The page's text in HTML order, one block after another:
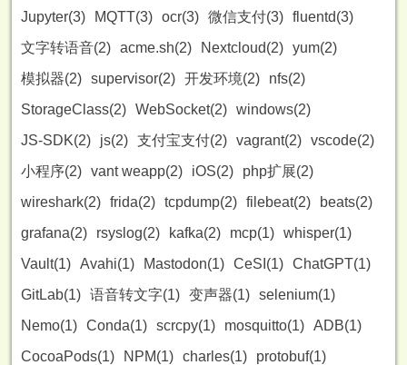
Jupyter(3)
MQTT(3) ocr(3) 微信支付(3) fluentd(3)
文字转语音(2) acme.sh(2) Nextcloud(2) yum(2)
模拟器(2) supervisor(2) 开发环境(2)
nfs(2)
StorageClass(2) WebSocket(2) windows(2)
JS-SDK(2)
js(2) 支付宝支付(2) vagrant(2) vscode(2)
小程序(2) vant weapp(2) iOS(2)
php扩展(2)
wireshark(2) frida(2) tcpdump(2) filebeat(2)
beats(2)
grafana(2)
rsyslog(2) kafka(2) mcp(1) whisper(1)
Vault(1) Avahi(1) Mastodon(1) CeSI(1) ChatGPT(1)
GitLab(1) 语音转文字(1) 变声器(1) selenium(1)
Nemo(1) Conda(1) scrcpy(1) mosquitto(1) ADB(1)
CocoaPods(1)
NPM(1) charles(1)
protobuf(1)